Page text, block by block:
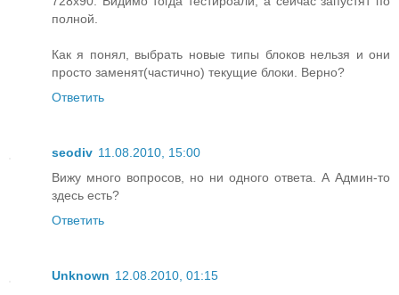
полной.
Как я понял, выбрать новые типы блоков нельзя и они
просто заменят(частично) текущие блоки. Верно?
Ответить
seodiv 11.08.2010, 15:00
Вижу много вопросов, но ни одного ответа. А Админ-то
здесь есть?
Ответить
Unknown 12.08.2010, 01:15